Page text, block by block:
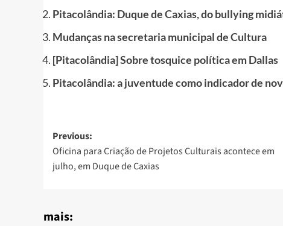
Pitacolândia: Duque de Caxias, do bullying
Mudanças na secretaria municipal de Cultura
[Pitacolândia] Sobre tosquice política em Dallas
Pitacolândia: a juventude como indicador de
Post
navigation
Previous:
Oficina para Criação de Projetos Culturais acontece em
julho, em Duque de Caxias
mais: